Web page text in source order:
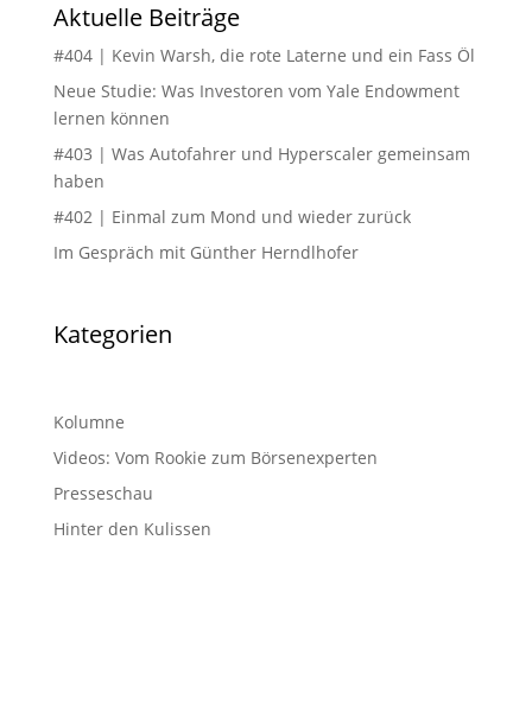
Aktuelle Beiträge
#404 | Kevin Warsh, die rote Laterne und ein Fass Öl
Neue Studie: Was Investoren vom Yale Endowment
lernen können
#403 | Was Autofahrer und Hyperscaler gemeinsam
haben
#402 | Einmal zum Mond und wieder zurück
Im Gespräch mit Günther Herndlhofer
Kategorien
Kolumne
Videos: Vom Rookie zum Börsenexperten
Presseschau
Hinter den Kulissen